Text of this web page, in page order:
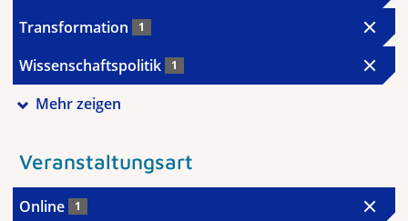
Transformation 1
Wissenschaftspolitik 1
Mehr zeigen
Veranstaltungsart
Online 1